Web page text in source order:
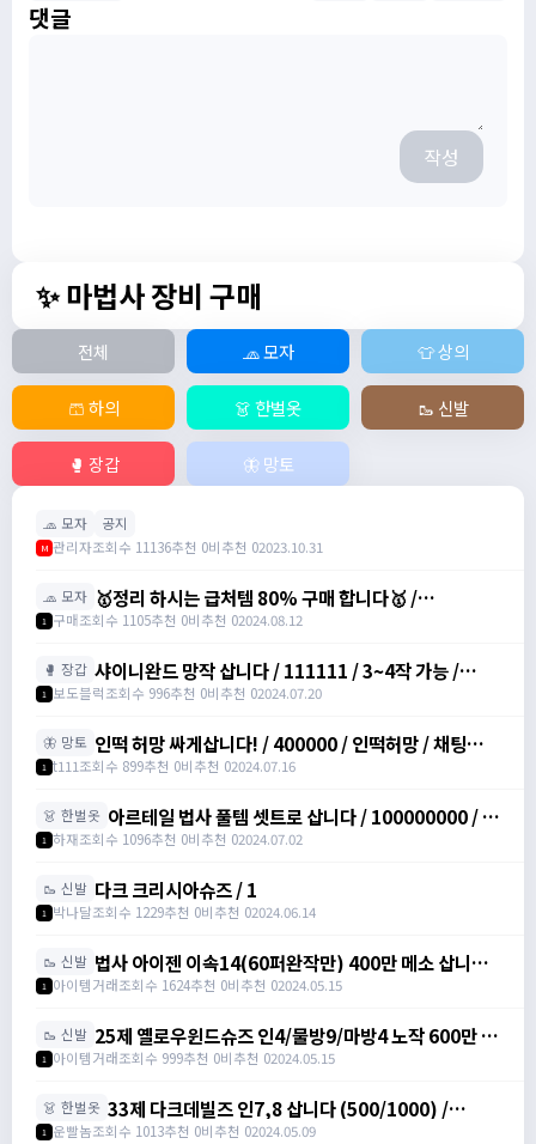
댓글
작성
✨ 마법사 장비 구매
전체 🧢 모자 👕 상의
🩳 하의 👗 한벌옷 🥾 신발
🥊 장갑 🦋 망토
🧢 모자 공지
M 관리자조회수 11136추천 0비추천 02023.10.31
🧢 모자 🥇정리 하시는 급처템 80% 구매 합니다🥇 /
https://open.kakao.com/o/sq2dtyIg
1 구매조회수 1105추천 0비추천 02024.08.12
🥊 장갑 샤이니완드 망작 삽니다 / 111111 / 3~4작 가능 /
01034925454
1 보도블럭조회수 996추천 0비추천 02024.07.20
🦋 망토 인떡 허망 싸게삽니다! / 400000 / 인떡허망 / 채팅주십
셔!
1 t111조회수 899추천 0비추천 02024.07.16
👗 한벌옷 아르테일 법사 풀템 셋트로 삽니다 / 100000000 / 아
르테일 법사 풀템 셋트로 삽니다
1 하재조회수 1096추천 0비추천 02024.07.02
🥾 신발 다크 크리시아슈즈 / 1
1 박나달조회수 1229추천 0비추천 02024.06.14
🥾 신발 법사 아이젠 이속14(60퍼완작만) 400만 메소 삽니다.
/ 400만 메소 / 법사 블루아이젠 /
1 아이템거래조회수 1624추천 0비추천 02024.05.15
🥾 신발 25제 옐로우윈드슈즈 인4/물방9/마방4 노작 600만 삽
니다. / 600만 메소 / 옐로우 윈드슈즈(25제) /
1 아이템거래조회수 999추천 0비추천 02024.05.15
👗 한벌옷 33제 다크데빌즈 인7,8 삽니다 (500/1000) /
5000000 /
1 운빨놈조회수 1013추천 0비추천 02024.05.09